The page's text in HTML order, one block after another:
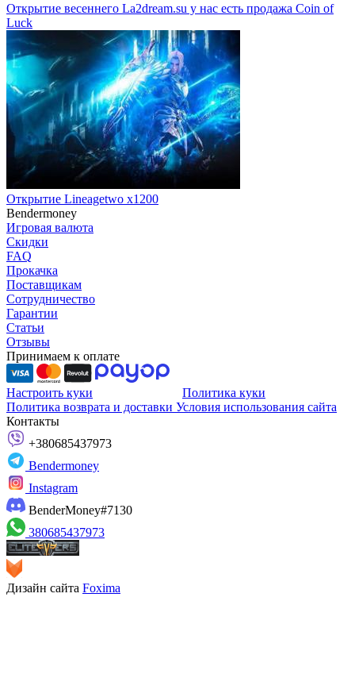
Открытие весеннего La2dream.su у нас есть продажа Coin of
Luck
Открытие Lineagetwo x1200
Bendermoney
Игровая валюта
Скидки
FAQ
Прокачка
Поставщикам
Сотрудничество
Гарантии
Статьи
Отзывы
Принимаем к оплате
Настроить куки
Политика куки
Политика возврата и доставки Условия использования сайта
Контакты
+380685437973
Bendermoney
Instagram
BenderMoney#7130
380685437973
Дизайн сайта Foxima